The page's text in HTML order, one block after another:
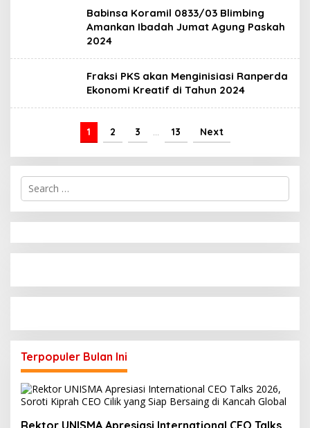
Babinsa Koramil 0833/03 Blimbing
Amankan Ibadah Jumat Agung Paskah
2024
Fraksi PKS akan Menginisiasi Ranperda
Ekonomi Kreatif di Tahun 2024
1 2 3 … 13 Next
S
r
h
f
:
Terpopuler Bulan Ini
Rektor UNISMA Apresiasi International CEO Talks